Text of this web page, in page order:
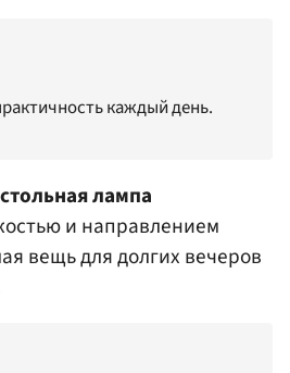
каждый день.
лампа
и направлением
вещь для долгих вечеров